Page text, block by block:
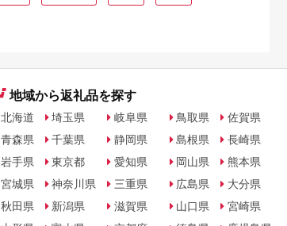
地域から返礼品を探す
北海道
青森県
岩手県
宮城県
秋田県
埼玉県
千葉県
東京都
神奈川県
新潟県
岐阜県
静岡県
愛知県
三重県
滋賀県
鳥取県
島根県
岡山県
広島県
山口県
佐賀県
長崎県
熊本県
大分県
宮崎県